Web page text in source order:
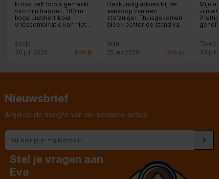
Ik had zelf foto's gemaakt
van mijn trappen. 180 m
hoge Liebherr koel
vriescombinatie kon niet
gevraagd of dit mogelijk
was. Trappen soms
nieuwe koelkast staat en
Sonja
30 juli 2026
Bekijk
Deskundig advies bij de
aankoop van een
stofzuiger. Thuisgekomen
bleek echter de stand van
medewerker voorzag ons
onmiddellijk van een
opgelost!
Wim
25 juli 2026
Bekijk
Mijn
zijn
30 juli
Nieuwsbrief
Altijd op de hoogte van de nieuwste acties
Stel je vragen aan
Eva